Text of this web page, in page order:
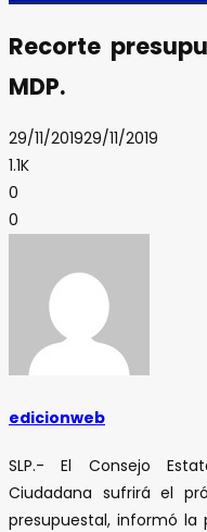
Recorte
MDP.
29/11/201929/11/2019
1.1K
0
0
edicionweb
SLP.- El Consejo
Ciudadana sufrirá el
presupuestal, informó la